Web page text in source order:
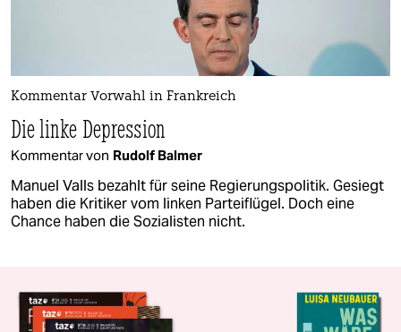
Kommentar Vorwahl in Frankreich
Die linke Depression
Kommentar von Rudolf Balmer
Manuel Valls bezahlt für seine Regierungspolitik. Gesiegt
haben die Kritiker vom linken Parteiflügel. Doch eine
Chance haben die Sozialisten nicht.